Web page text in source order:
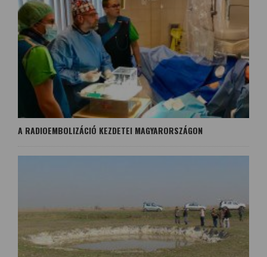
A RADIOEMBOLIZÁCIÓ KEZDETEI MAGYARORSZÁGON